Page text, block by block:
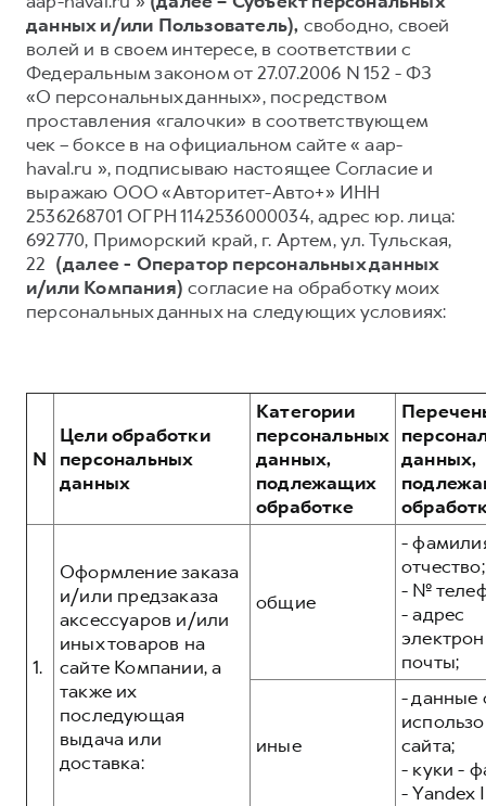
DARGO
от 3 199 000 ₽
DARGO X
от 3 499 000 ₽
F7
от 2 899 000 ₽
F7X
от 3 599 000 ₽
POER
от 3 449 000 ₽
Тест-драйв
Трейд-ин
КРЕДИТ И СТРАХОВАНИЕ
Кредитный калькулятор
Страхование
Кредит
КОРПОРАТИВНЫМ КЛИЕНТАМ
Крупным корпоративным клиентам
Система управления автопарком
Сервис для корпоративных клиентов
HAVAL Лизинг
АКСЕССУАРЫ HAVAL
Автомобильные аксессуары
Коллекция CITY
Коллекция Базовая
Коллекция Детская
СЕРВИСНОЕ ОБСЛУЖИВАНИЕ
Нулевое ТО
Программа «Помощь на дороге»
Регламенты технического обслуживания
Электронный ПТС
ПОДДЕРЖКА
GWM Безопасность
Гарантия HAVAL
Руководства по эксплуатации
Подписки
Автомобильные аксессуары
Коллекция CITY
Коллекция Базовая
Коллекция Детская
О дилере
Наша команда
Контакты
данных и/или Пользователь), свободно, своей
волей и в своем интересе, в соответствии с
Федеральным законом от 27.07.2006 N 152 - ФЗ
«О персональных данных», посредством
проставления «галочки» в соответствующем
чек – боксе в на официальном сайте « aap-
haval.ru », подписываю настоящее Согласие и
выражаю ООО «Авторитет-Авто+» ИНН
2536268701 ОГРН 1142536000034, адрес юр. лица:
692770, Приморский край, г. Артем, ул. Тульская,
22 (далее - Оператор персональных данных
и/или Компания) согласие на обработку моих
персональных данных на следующих условиях:
N
Цели обработки
персональных
данных
Категории
персональных
данных,
подлежащих
обработке
данных,
1.
Оформление заказа
и/или предзаказа
аксессуаров и/или
иных товаров на
сайте Компании, а
также их
последующая
выдача или
доставка:
общие
-
отчество;
- №
- адрес
почты;
иные
- данные
сайта;
- куки -
- Yandex